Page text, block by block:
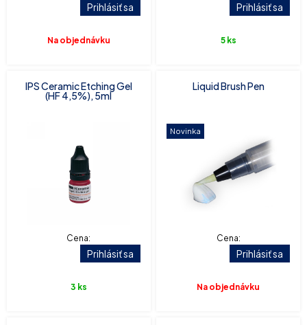
Prihlásiť sa
Na objednávku
Prihlásiť sa
5 ks
IPS Ceramic Etching Gel
(HF 4,5%), 5ml
Cena:
Prihlásiť sa
3 ks
Liquid Brush Pen
Novinka
Cena:
Prihlásiť sa
Na objednávku